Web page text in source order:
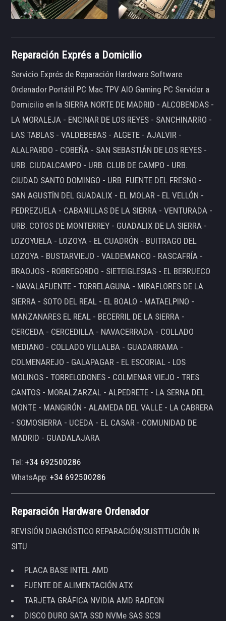
Reparación Exprés a Domicilio
Servicio Exprés de Reparación Hardware Software
Ordenador Portátil PC Mac TPV AIO Gaming PC Servidor a
Domicilio en la SIERRA NORTE DE MADRID - ALCOBENDAS -
LA MORALEJA - ENCINAR DE LOS REYES - SANCHINARRO -
LAS TABLAS - VALDEBEBAS - ALGETE - AJALVIR -
ALALPARDO - COBEÑA - SAN SEBASTIÁN DE LOS REYES -
URB. CIUDALCAMPO - URB. CLUB DE CAMPO - URB.
CIUDAD SANTO DOMINGO - URB. FUENTE DEL FRESNO -
SAN AGUSTÍN DEL GUADALIX - EL MOLAR - EL VELLÓN -
PEDREZUELA - CABANILLAS DE LA SIERRA - VENTURADA -
URB. COTOS DE MONTERREY - GUADALIX DE LA SIERRA -
LOZOYUELA - LOZOYA - EL CUADRÓN - BUITRAGO DEL
LOZOYA - BUSTARVIEJO - VALDEMANCO - RASCAFRÍA -
BRAOJOS - ROBREGORDO - SIETEIGLESIAS - EL BERRUECO
- NAVALAFUENTE - TORRELAGUNA - MIRAFLORES DE LA
SIERRA - SOTO DEL REAL - EL BOALO - MATAELPINO -
MANZANARES EL REAL - BECERRIL DE LA SIERRA -
CERCEDA - CERCEDILLA - NAVACERRADA - COLLADO
MEDIANO - COLLADO VILLALBA - GUADARRAMA -
COLMENAREJO - GALAPAGAR - EL ESCORIAL - LOS
MOLINOS - TORRELODONES - COLMENAR VIEJO - TRES
CANTOS - MORALZARZAL - ALPEDRETE - LA SERNA DEL
MONTE - MANGIRÓN - ALAMEDA DEL VALLE - LA CABRERA
- SOMOSIERRA - UCEDA - EL CASAR - COMUNIDAD DE
MADRID - GUADALAJARA
Tel:+34 692500286
WhatsApp:+34 692500286
Reparación Hardware Ordenador
REVISIÓN DIAGNÓSTICO REPARACIÓN/SUSTITUCIÓN IN
SITU
PLACA BASE INTEL AMD
FUENTE DE ALIMENTACIÓN ATX
TARJETA GRÁFICA NVIDIA AMD RADEON
DISCO DURO SATA SSD NVMe SAS SCSI